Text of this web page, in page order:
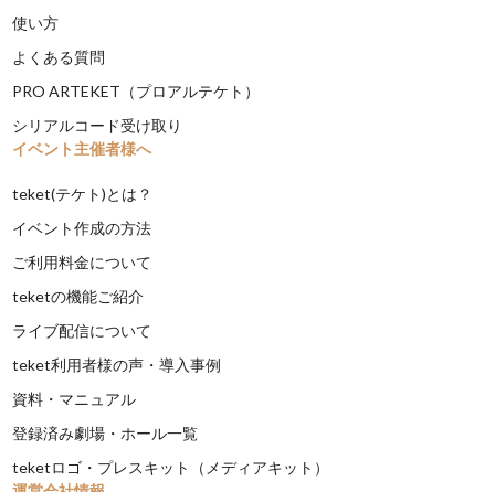
使い方
よくある質問
PRO ARTEKET（プロアルテケト）
シリアルコード受け取り
イベント主催者様へ
teket(テケト)とは？
イベント作成の方法
ご利用料金について
teketの機能ご紹介
ライブ配信について
teket利用者様の声・導入事例
資料・マニュアル
登録済み劇場・ホール一覧
teketロゴ・プレスキット（メディアキット）